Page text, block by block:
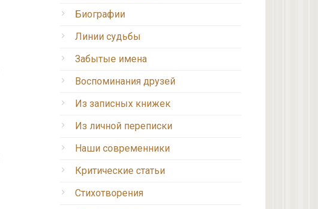
Биографии
Линии судьбы
Забытые имена
Воспоминания друзей
Из записных книжек
Из личной переписки
Наши современники
Критические статьи
Стихотворения